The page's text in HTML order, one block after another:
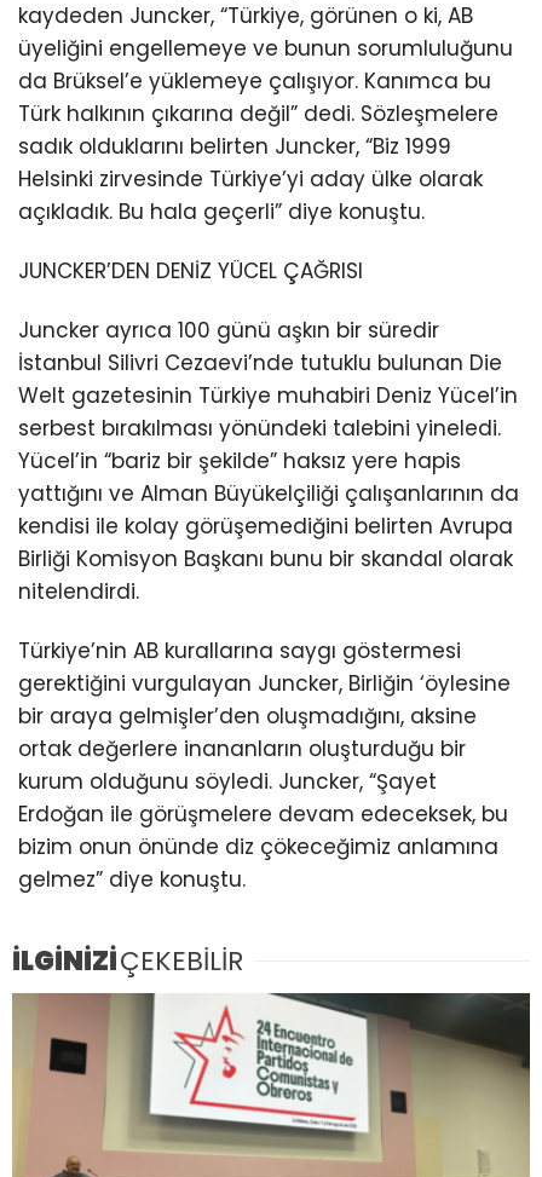
kaydeden Juncker, “Türkiye, görünen o ki, AB
üyeliğini engellemeye ve bunun sorumluluğunu
da Brüksel’e yüklemeye çalışıyor. Kanımca bu
Türk halkının çıkarına değil” dedi. Sözleşmelere
sadık olduklarını belirten Juncker, “Biz 1999
Helsinki zirvesinde Türkiye’yi aday ülke olarak
açıkladık. Bu hala geçerli” diye konuştu.
JUNCKER’DEN DENİZ YÜCEL ÇAĞRISI
Juncker ayrıca 100 günü aşkın bir süredir
İstanbul Silivri Cezaevi’nde tutuklu bulunan Die
Welt gazetesinin Türkiye muhabiri Deniz Yücel’in
serbest bırakılması yönündeki talebini yineledi.
Yücel’in “bariz bir şekilde” haksız yere hapis
yattığını ve Alman Büyükelçiliği çalışanlarının da
kendisi ile kolay görüşemediğini belirten Avrupa
Birliği Komisyon Başkanı bunu bir skandal olarak
nitelendirdi.
Türkiye’nin AB kurallarına saygı göstermesi
gerektiğini vurgulayan Juncker, Birliğin ‘öylesine
bir araya gelmişler’den oluşmadığını, aksine
ortak değerlere inananların oluşturduğu bir
kurum olduğunu söyledi. Juncker, “Şayet
Erdoğan ile görüşmelere devam edeceksek, bu
bizim onun önünde diz çökeceğimiz anlamına
gelmez” diye konuştu.
İLGİNİZİÇEKEBİLİR